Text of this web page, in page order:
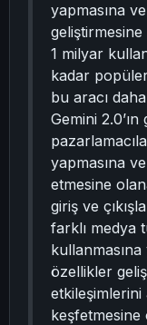
yapmasına
geliştirmesine
1 milyar
kadar
bu aracı
Gemini
yapmasına
etmesine
giriş ve
farklı medya
kullanmasına
özellikler
keşfetmesine